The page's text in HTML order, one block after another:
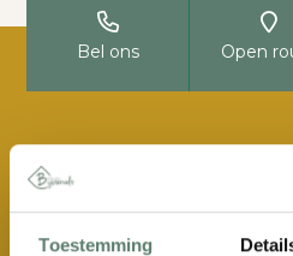
Toestemming
Bel ons Open
5688 NM